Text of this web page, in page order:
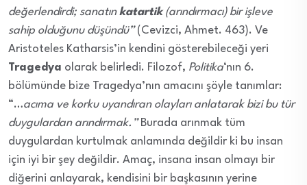
değerlendirdi; sanatınkatartik(arındırmacı) bir işleve
sahip olduğunu düşündü”(Cevizci, Ahmet. 463). Ve
Aristoteles Katharsis’in kendini gösterebileceği yeri
Tragedya olarak belirledi. Filozof, Politika‘nın 6.
bölümünde bize Tragedya’nın amacını şöyle tanımlar:
“…acıma ve korku uyandıran olayları anlatarak bizi bu tür
duygulardan arındırmak.” Burada arınmak tüm
duygulardan kurtulmak anlamında değildir ki bu insan
için iyi bir şey değildir. Amaç, insana insan olmayı bir
diğerini anlayarak, kendisini bir başkasının yerine